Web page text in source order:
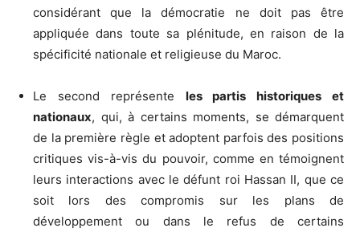
considérant que la démocratie ne doit pas être
appliquée dans toute sa plénitude, en raison de la
spécificité nationale et religieuse du Maroc.
Le second représente les partis historiques et
nationaux, qui, à certains moments, se démarquent
de la première règle et adoptent parfois des positions
critiques vis-à-vis du pouvoir, comme en témoignent
leurs interactions avec le défunt roi Hassan II, que ce
soit lors des compromis sur les plans de
développement ou dans le refus de certains